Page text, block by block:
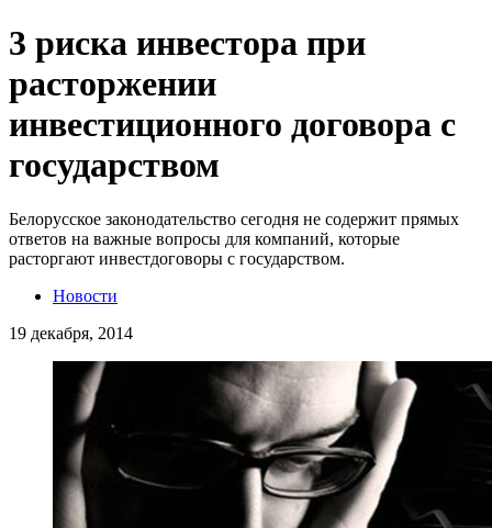
3 риска инвестора при
расторжении
инвестиционного договора с
государством
Белорусское законодательство сегодня не содержит прямых
ответов на важные вопросы для компаний, которые
расторгают инвестдоговоры с государством.
Новости
19 декабря, 2014